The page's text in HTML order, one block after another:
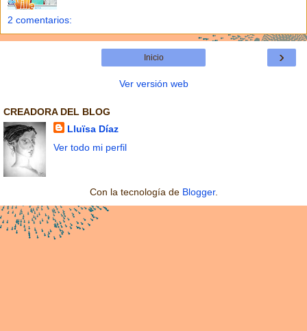
2 comentarios:
›
Inicio
Ver versión web
CREADORA DEL BLOG
Lluïsa Díaz
Ver todo mi perfil
Con la tecnología de Blogger.